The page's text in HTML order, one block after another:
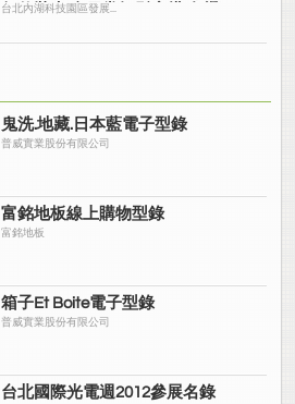
舒仕裝 都會日常輕鬆穿搭 免燙可
台北內湖科技園區發展...
鬼洗.地藏.日本藍電子型錄
普威實業股份有限公司
富銘地板線上購物型錄
富銘地板
箱子Et Boite電子型錄
普威實業股份有限公司
台北國際光電週2012參展名錄